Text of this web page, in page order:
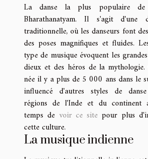
La danse la plus populaire
Bharathanatyam. Il s'agit d'une
traditionnelle, où les danseurs font
des poses magnifiques et fluides.
type de musique évoquent les
dieux et des héros de la
née il y a plus de 5 000 ans dans le
influencé d'autres styles de
régions de l'Inde et du continent
temps de voir ce site pour plus
cette culture.
La musique indienne